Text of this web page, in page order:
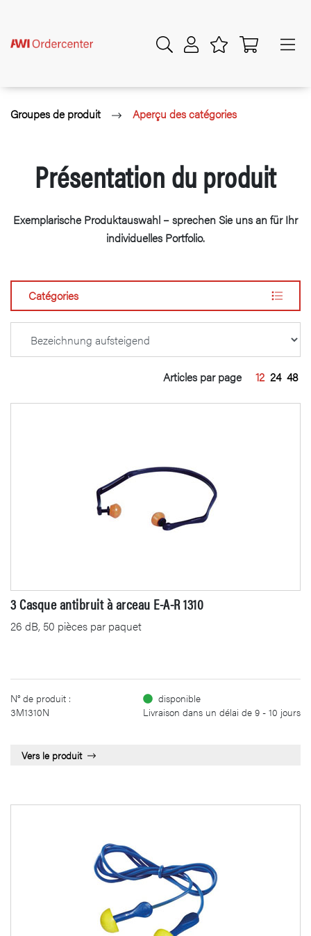
Groupes de produit Aperçu des catégories
Présentation du produit
Exemplarische Produktauswahl – sprechen Sie uns an für Ihr
individuelles Portfolio.
Catégories
Articles par page 12 24 48
3 Casque antibruit à arceau E-A-R 1310
26 dB, 50 pièces par paquet
N° de produit :
3M1310N
disponible
Livraison dans un délai de 9 - 10 jours
Vers le produit